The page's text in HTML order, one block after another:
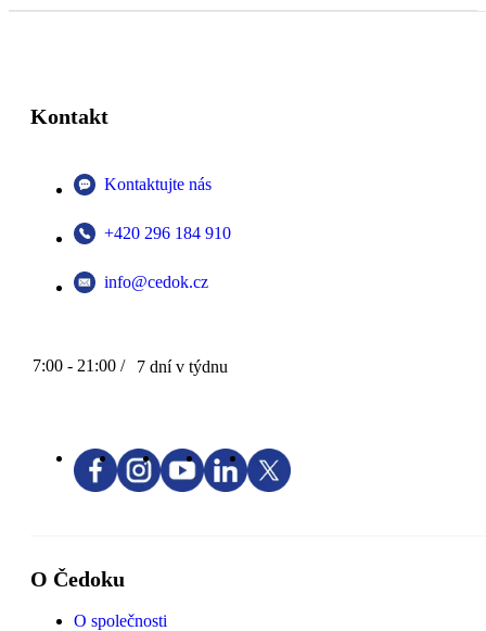
Kontakt
Kontaktujte nás
+420 296 184 910
info@cedok.cz
7:00 - 21:00 / 7 dní v týdnu
O Čedoku
O společnosti